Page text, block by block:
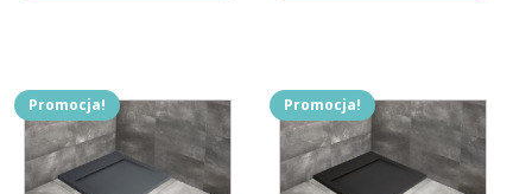
Promocja! Promocja!